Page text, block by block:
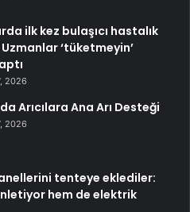
ilk kez bulaşıcı hastalık
‘tüketmeyin’
2026
Arıcılara Ana Arı Desteği
2026
tenteye eklediler:
hem de elektrik